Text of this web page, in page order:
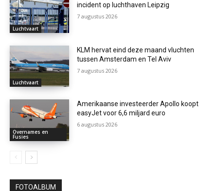
Luchtvaart
incident op luchthaven Leipzig
7 augustus 2026
Luchtvaart
KLM hervat eind deze maand vluchten
tussen Amsterdam en Tel Aviv
7 augustus 2026
Overnames en
Fusies
Amerikaanse investeerder Apollo koopt
easyJet voor 6,6 miljard euro
6 augustus 2026
FOTOALBUM